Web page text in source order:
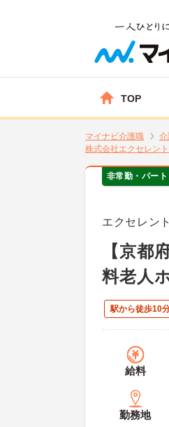
TOP
マイナビ介護職 介
株式会社エクセレン
非常勤・パー
エクセレン
【京都
料老人
駅から徒歩10
給料
勤務地